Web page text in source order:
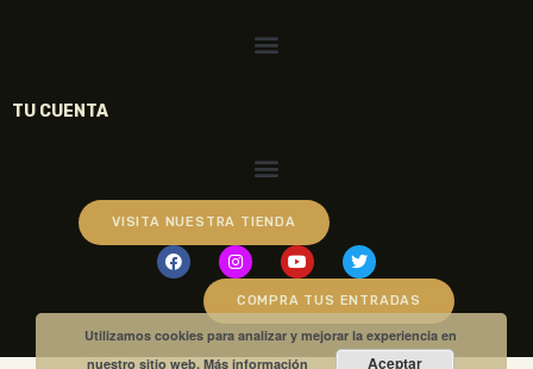
TU CUENTA
VISITA NUESTRA TIENDA
COMPRA TUS ENTRADAS
Utilizamos cookies para analizar y mejorar la experiencia en
nuestro sitio web.Más información Aceptar